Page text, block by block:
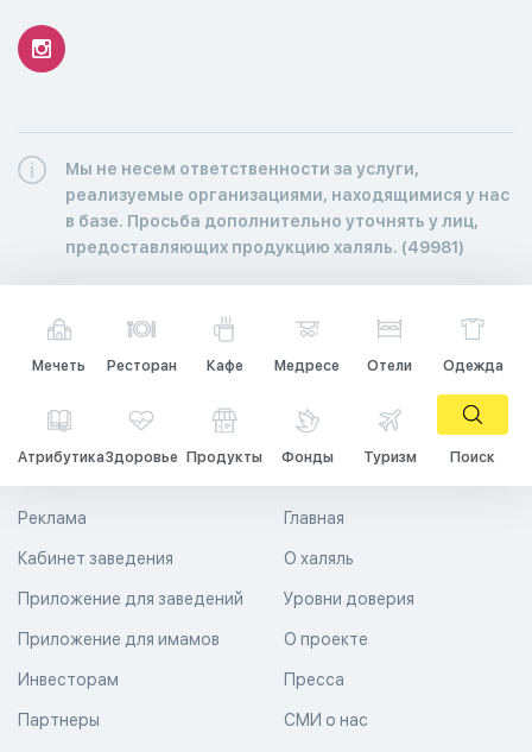
Мы не несем ответственности за услуги,
реализуемые организациями, находящимися у нас
в базе. Просьба дополнительно уточнять у лиц,
предоставляющих продукцию халяль. (49981)
Мечеть Ресторан Кафе Медресе Отели Одежда
АтрибутикаЗдоровье Продукты Фонды Туризм Поиск
Главная
О халяль
Уровни доверия
Реклама
Кабинет заведения
Приложение для заведений
Приложение для имамов О проекте
Пресса
СМИ о нас
Инвесторам
Партнеры